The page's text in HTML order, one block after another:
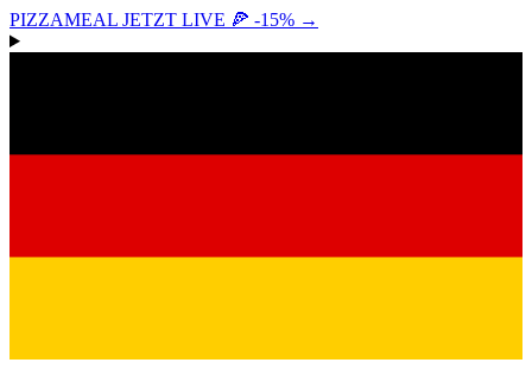
PIZZAMEAL JETZT LIVE 🍕 -15% →